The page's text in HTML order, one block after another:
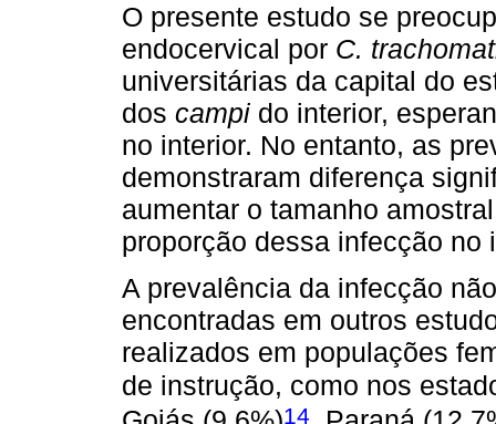
O presente estudo se
endocervical por C.
universitárias da capital do
dos campi do interior,
no interior. No entanto, as
demonstraram diferença
aumentar o tamanho
proporção dessa infecção no
A prevalência da infecção
encontradas em outros
realizados em populações
de instrução, como nos
14